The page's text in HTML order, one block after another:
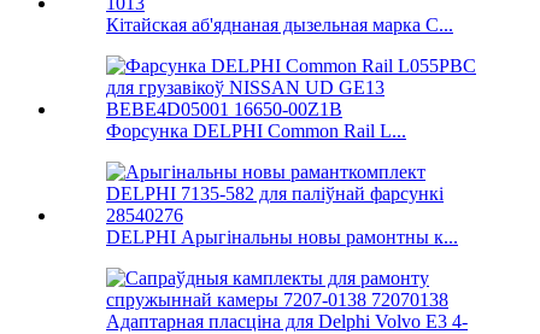
Кітайская аб'яднаная дызельная марка C...
Форсунка DELPHI Common Rail L...
DELPHI Арыгінальны новы рамонтны к...